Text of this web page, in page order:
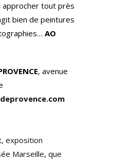
approcher tout près
bien de peintures
AO
, avenue
, exposition
Marseille, que